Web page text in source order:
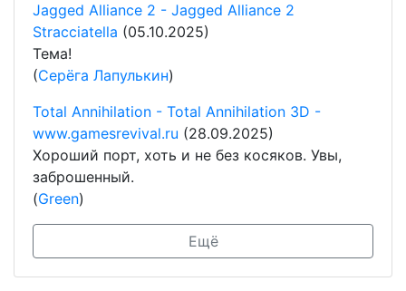
Jagged Alliance 2 - Jagged Alliance 2
Stracciatella (05.10.2025)
Тема!
(Серёга Лапулькин)
Total Annihilation - Total Annihilation 3D -
www.gamesrevival.ru (28.09.2025)
Хороший порт, хоть и не без косяков. Увы,
заброшенный.
(Green)
Ещё